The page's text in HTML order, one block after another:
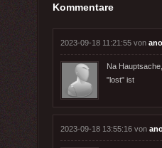
Kommentare
2023-09-18 11:21:55 von
Na
"lost" ist
2023-09-18 13:55:16 von